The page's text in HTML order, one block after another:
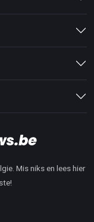
Mis niks en lees hier